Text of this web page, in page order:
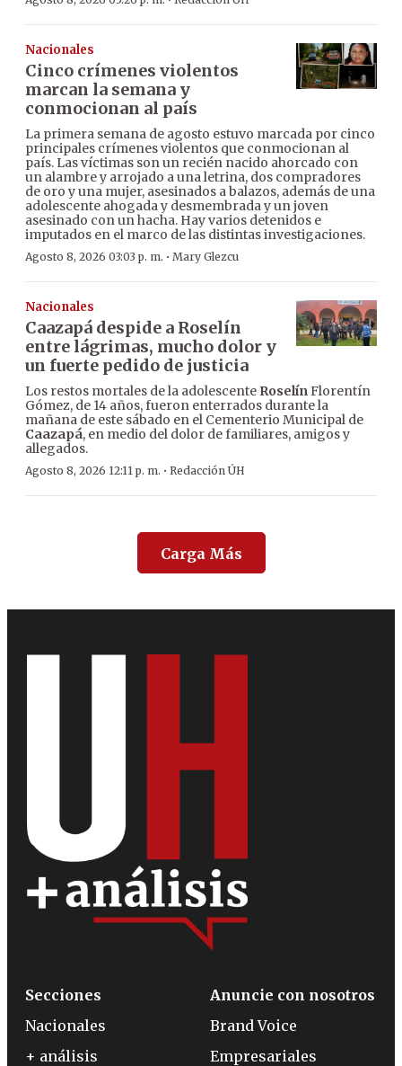
Nacionales
Cinco crímenes violentos
marcan la semana y
conmocionan al país
La primera semana de agosto estuvo marcada por cinco
principales crímenes violentos que conmocionan al
país. Las víctimas son un recién nacido ahorcado con
un alambre y arrojado a una letrina, dos compradores
de oro y una mujer, asesinados a balazos, además de una
adolescente ahogada y desmembrada y un joven
asesinado con un hacha. Hay varios detenidos e
imputados en el marco de las distintas investigaciones.
Agosto 8, 2026 03:03 p. m. · Mary Glezcu
Nacionales
Caazapá despide a Roselín
entre lágrimas, mucho dolor y
un fuerte pedido de justicia
Los restos mortales de la adolescente RoselínFlorentín
Gómez, de 14 años, fueron enterrados durante la
mañana de este sábado en el Cementerio Municipal de
Caazapá, en medio del dolor de familiares, amigos y
allegados.
Agosto 8, 2026 12:11 p. m. · Redacción ÚH
Carga Más
Secciones
Nacionales
+ análisis
Anuncie con nosotros
Brand Voice
Empresariales